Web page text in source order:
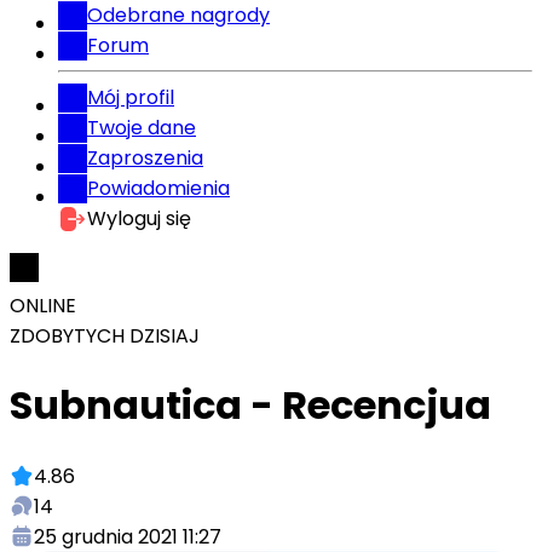
Odebrane nagrody
Forum
Mój profil
Twoje dane
Zaproszenia
Powiadomienia
Wyloguj się
ONLINE
ZDOBYTYCH DZISIAJ
Subnautica - Recencjua
4.86
14
25 grudnia 2021 11:27